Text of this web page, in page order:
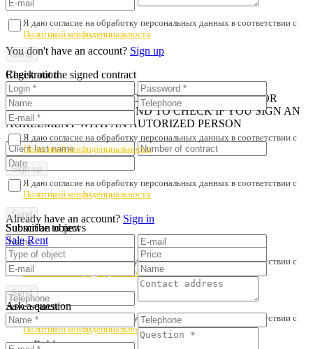
Я даю согласие на обработку персональных данных в соответствии с
Политикой конфиденциальности
You don't have an account? Sign up
Registration
Я даю согласие на обработку персональных данных в соответствии с
Политикой конфиденциальности
Already have an account? Sign in
Check out the signed contract
iN ORDER TO AVOID PROPERTY FRAUD AND POOR
SERVICE, WE RECOMMEND TO CHECK IF YOU SIGN AN
AGREEMENT WITH AN AUTORIZED PERSON
Я даю согласие на обработку персональных данных в соответствии с
Политикой конфиденциальности
Submit an object
Sale Rent
Я даю согласие на обработку персональных данных в соответствии с
Политикой конфиденциальности
Subscribe to news
Я даю согласие на обработку персональных данных в соответствии с
Политикой конфиденциальности
Ask a question
Save search
Rubles